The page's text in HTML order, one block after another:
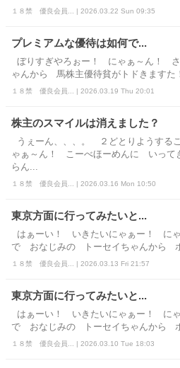
１８禁 優良会員... | 2026.03.22 Sun 09:35
プレミアムな優待は如何で...
ぼりすぎやろぉー！ にゃぁ～ん！ さ
ゃんから 馬株主優待貧がトドきますた
１８禁 優良会員... | 2026.03.19 Thu 20:01
株主のスマイルは消えました？
うぇーん、、、。 ２どとりようする
ゃぁ～ん！ こーべほーめんに いって
らん...
１８禁 優良会員... | 2026.03.16 Mon 10:50
東京方面に行ってみたいと...
はぁーい！ いきたいにゃぁー！ に
で おなじみの トーセイちゃんから ホ
１８禁 優良会員... | 2026.03.13 Fri 21:57
東京方面に行ってみたいと...
はぁーい！ いきたいにゃぁー！ に
で おなじみの トーセイちゃんから ホ
１８禁 優良会員... | 2026.03.10 Tue 18:03